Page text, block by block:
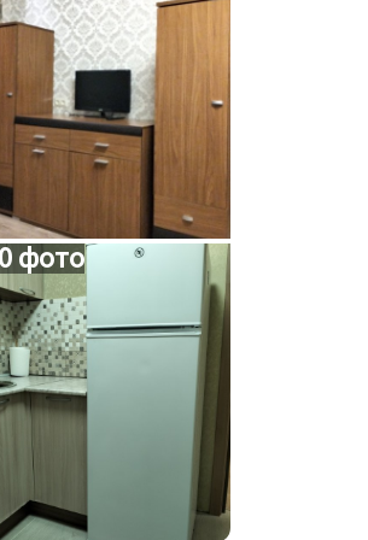
фото